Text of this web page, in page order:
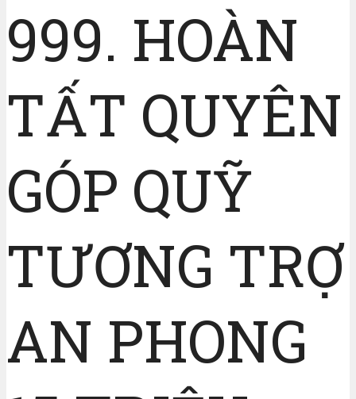
999. HOÀN
TẤT QUYÊN
GÓP QUỸ
TƯƠNG TRỢ
AN PHONG